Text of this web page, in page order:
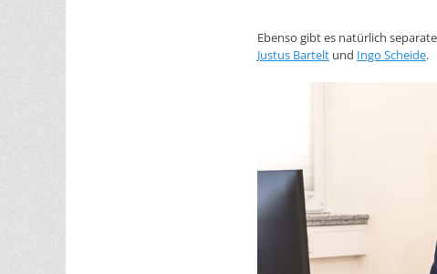
Ebenso gibt es natürlich
Justus Bartelt und Ingo Scheide.